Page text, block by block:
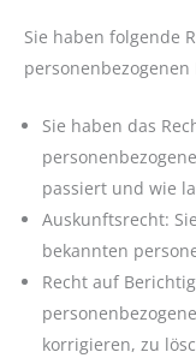
Sie haben folgende
personenbezogenen
Sie haben das
passiert und wie
Auskunftsrecht:
bekannten
Recht auf
korrigieren, zu